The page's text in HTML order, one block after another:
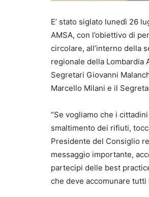
E’ stato siglato lunedì 26
AMSA, con l’obiettivo di
circolare, all’interno della
regionale della Lombardia
Segretari Giovanni
Marcello Milani e il
“Se vogliamo che i
smaltimento dei rifiuti,
Presidente del Consiglio
messaggio importante,
partecipi delle best
che deve accomunare